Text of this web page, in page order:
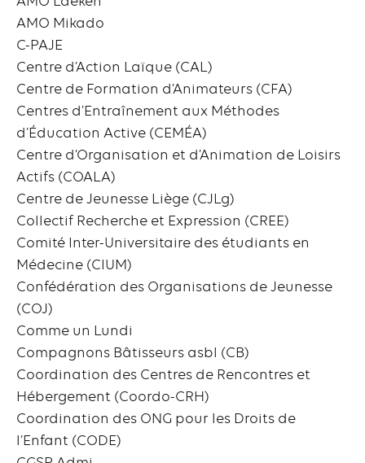
AMO Mikado
C-PAJE
Centre d’Action Laïque (CAL)
Centre de Formation d’Animateurs (CFA)
Centres d’Entraînement aux Méthodes
d’Éducation Active (CEMÉA)
Centre d’Organisation et d’Animation de Loisirs
Actifs (COALA)
Centre de Jeunesse Liège (CJLg)
Collectif Recherche et Expression (CREE)
Comité Inter-Universitaire des étudiants en
Médecine (CIUM)
Confédération des Organisations de Jeunesse
(COJ)
Comme un Lundi
Compagnons Bâtisseurs asbl (CB)
Coordination des Centres de Rencontres et
Hébergement (Coordo-CRH)
Coordination des ONG pour les Droits de
l’Enfant (CODE)